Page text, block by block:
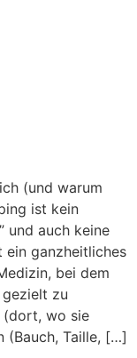
(und warum
ist kein
und auch keine
ein ganzheitliches
bei dem
zu
(dort, wo sie
(Bauch, Taille, […]